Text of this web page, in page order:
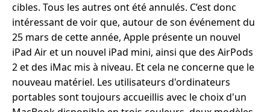
cibles. Tous les autres ont été annulés. C’est donc
intéressant de voir que, autour de son événement du
25 mars de cette année, Apple présente un nouvel
iPad Air et un nouvel iPad mini, ainsi que des AirPods
2 et des iMac mis à niveau. Et cela ne concerne que le
nouveau matériel. Les utilisateurs d'ordinateurs
portables sont toujours accueillis avec le choix d'un